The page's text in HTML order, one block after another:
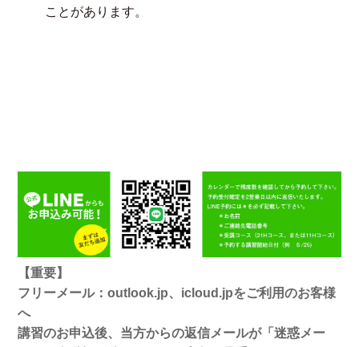
ことがあります。
【重要】
フリーメール：outlook.jp、icloud.jpをご利用のお客様
へ
講習のお申込後、当方からの返信メールが「迷惑メー